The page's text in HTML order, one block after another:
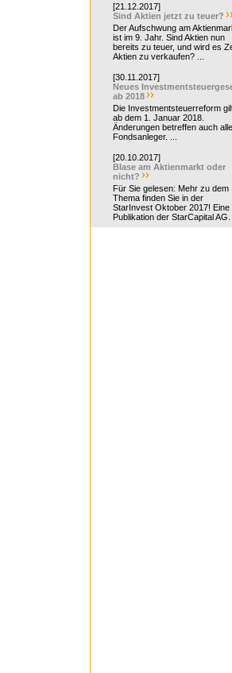
[21.12.2017]
Sind Aktien jetzt zu teuer?
Der Aufschwung am
ist im 9. Jahr. Sind Aktien nun
bereits zu teuer, und wird es
Aktien zu verkaufen? ...
[30.11.2017]
Neues
ab 2018
Die Investmentsteuerreform
ab dem 1. Januar 2018.
Änderungen betreffen auch alle
Fondsanleger. ...
[20.10.2017]
Blase am Aktienmarkt oder
nicht?
Für Sie gelesen: Mehr zu dem
Thema finden Sie in der
StarInvest Oktober 2017! Eine
Publikation der StarCapital AG.